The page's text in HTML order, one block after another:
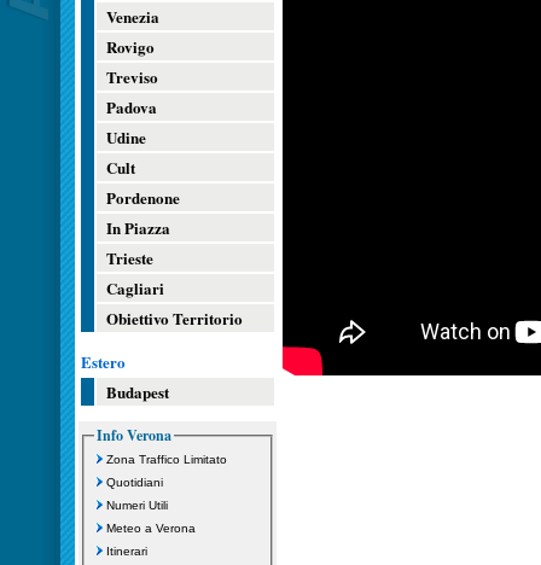
Venezia
Rovigo
Treviso
Padova
Udine
Cult
Pordenone
In Piazza
Trieste
Cagliari
Obiettivo Territorio
Estero
Budapest
Info Verona
Zona Traffico Limitato
Quotidiani
Numeri Utili
Meteo a Verona
Itinerari